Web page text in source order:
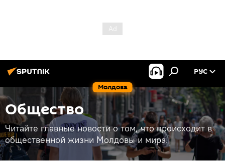
Молдова
РУС
Общество
Читайте главные новости о том, что происходит в
общественной жизни Молдовы и мира.